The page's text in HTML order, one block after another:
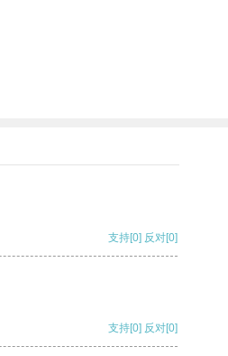
支持[0] 反对[0]
支持[0] 反对[0]